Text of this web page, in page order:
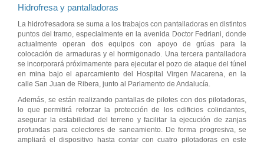
Hidrofresa y pantalladoras
La hidrofresadora se suma a los trabajos con pantalladoras en distintos
puntos del tramo, especialmente en la avenida Doctor Fedriani, donde
actualmente operan dos equipos con apoyo de grúas para la
colocación de armaduras y el hormigonado. Una tercera pantalladora
se incorporará próximamente para ejecutar el pozo de ataque del túnel
en mina bajo el aparcamiento del Hospital Virgen Macarena, en la
calle San Juan de Ribera, junto al Parlamento de Andalucía.
Además, se están realizando pantallas de pilotes con dos pilotadoras,
lo que permitirá reforzar la protección de los edificios colindantes,
asegurar la estabilidad del terreno y facilitar la ejecución de zanjas
profundas para colectores de saneamiento. De forma progresiva, se
ampliará el dispositivo hasta contar con cuatro pilotadoras en este